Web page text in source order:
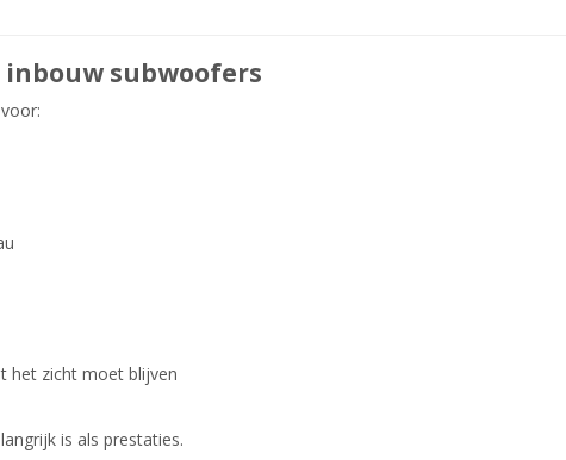
subwoofers
het zicht moet blijven
is als prestaties.